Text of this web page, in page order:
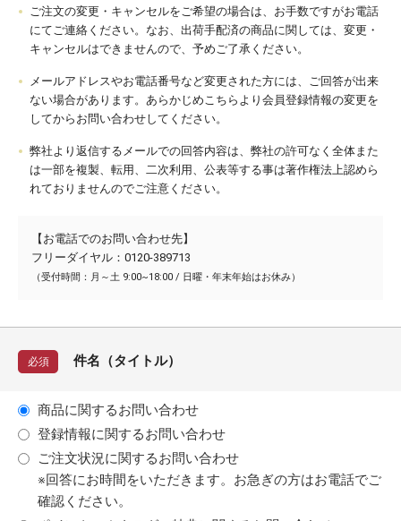
ご注文の変更・キャンセルをご希望の場合は、お手数ですがお電話
にてご連絡ください。なお、出荷手配済の商品に関しては、変更・
キャンセルはできませんので、予めご了承ください。
メールアドレスやお電話番号など変更された方には、ご回答が出来
ない場合があります。あらかじめこちらより会員登録情報の変更を
してからお問い合わせしてください。
弊社より返信するメールでの回答内容は、弊社の許可なく全体また
は一部を複製、転用、二次利用、公表等する事は著作権法上認めら
れておりませんのでご注意ください。
【お電話でのお問い合わせ先】
フリーダイヤル：0120-389713
（受付時間：月～土 9:00~18:00 / 日曜・年末年始はお休み）
必須 件名（タイトル）
商品に関するお問い合わせ
登録情報に関するお問い合わせ
ご注文状況に関するお問い合わせ
※回答にお時間をいただきます。お急ぎの方はお電話でご
確認ください。